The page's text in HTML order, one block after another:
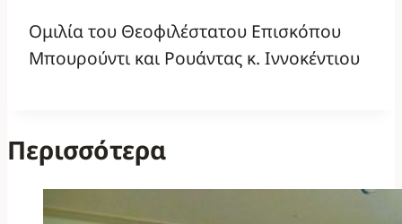
Ομιλία του Θεοφιλέστατου Επισκόπου
Μπουρούντι και Ρουάντας κ. Ιννοκέντιου
Περισσότερα